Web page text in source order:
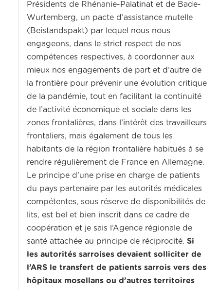
Présidents de Rhénanie-Palatinat et de Bade-
Wurtemberg, un pacte d’assistance mutelle
(Beistandspakt) par lequel nous nous
engageons, dans le strict respect de nos
compétences respectives, à coordonner aux
mieux nos engagements de part et d’autre de
la frontière pour prévenir une évolution critique
de la pandémie, tout en facilitant la continuité
de l’activité économique et sociale dans les
zones frontalières, dans l’intérêt des travailleurs
frontaliers, mais également de tous les
habitants de la région frontalière habitués à se
rendre régulièrement de France en Allemagne.
Le principe d’une prise en charge de patients
du pays partenaire par les autorités médicales
compétentes, sous réserve de disponibilités de
lits, est bel et bien inscrit dans ce cadre de
coopération et je sais l’Agence régionale de
santé attachée au principe de réciprocité.Si
les autorités sarroises devaient solliciter de
l’ARS le transfert de patients sarrois vers des
hôpitaux mosellans ou d’autres territoires